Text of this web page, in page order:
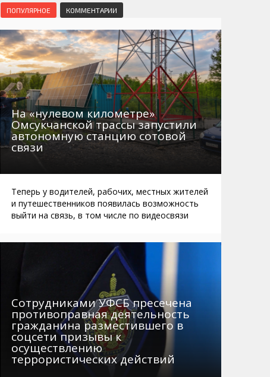
Маршруты. Улицы, остановки
Автобусы Магадан – Аэропорт
Таблица приливов отливов
Мошенники
Интернет
Жилье
Не мусорить
Браконьеры
ПОПУЛЯРНОЕ КОММЕНТАРИИ
На «нулевом километре»
Омсукчанской трассы запустили
автономную станцию сотовой
связи
Теперь у водителей, рабочих, местных жителей
и путешественников появилась возможность
выйти на связь, в том числе по видеосвязи
Сотрудниками УФСБ пресечена
противоправная деятельность
гражданина разместившего в
соцсети призывы к
осуществлению
террористических действий